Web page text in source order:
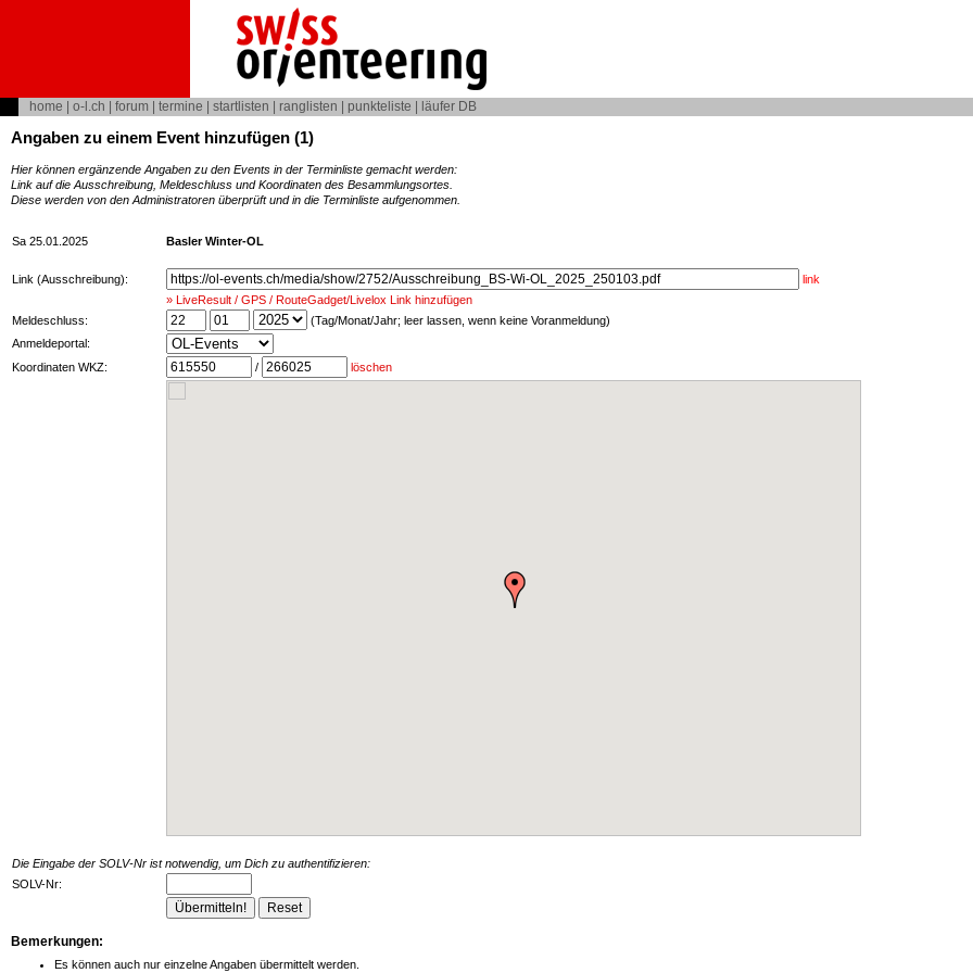
home o-l.ch forum termine startlisten ranglisten punkteliste läufer DB
Angaben zu einem Event hinzufügen (1)
Hier können ergänzende Angaben zu den Events in der Terminliste gemacht werden:
Link auf die Ausschreibung, Meldeschluss und Koordinaten des Besammlungsortes.
Diese werden von den Administratoren überprüft und in die Terminliste aufgenommen.
Sa 25.01.2025 Basler Winter-OL
Link (Ausschreibung):
link
» LiveResult / GPS / RouteGadget/Livelox Link hinzufügen
Meldeschluss:
(Tag/Monat/Jahr; leer lassen, wenn keine Voranmeldung)
Anmeldeportal:
Koordinaten WKZ:
/ löschen
Die Eingabe der SOLV-Nr ist notwendig, um Dich zu authentifizieren:
SOLV-Nr:
Bemerkungen:
Es können auch nur einzelne Angaben übermittelt werden.